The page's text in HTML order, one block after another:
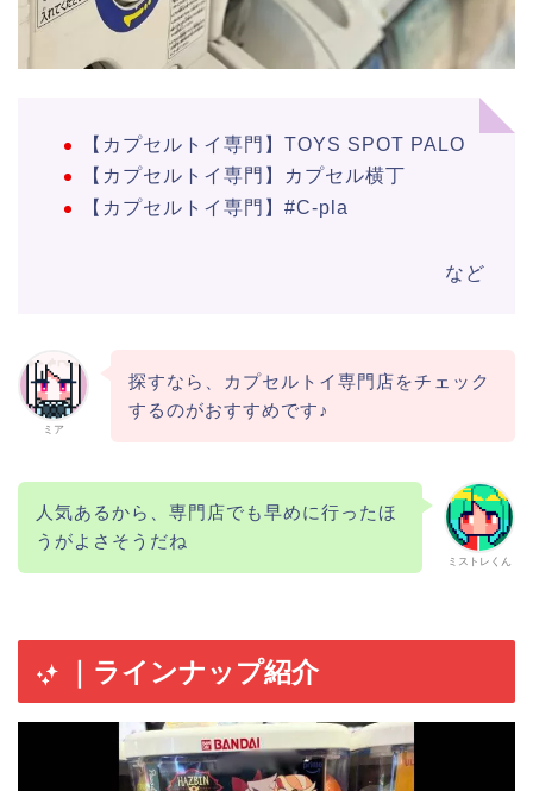
【カプセルトイ専門】TOYS SPOT PALO
【カプセルトイ専門】カプセル横丁
【カプセルトイ専門】#C-pla
など
ミア
探すなら、カプセルトイ専門店をチェック
するのがおすすめです♪
ミストレくん
人気あるから、専門店でも早めに行ったほ
うがよさそうだね
｜ラインナップ紹介